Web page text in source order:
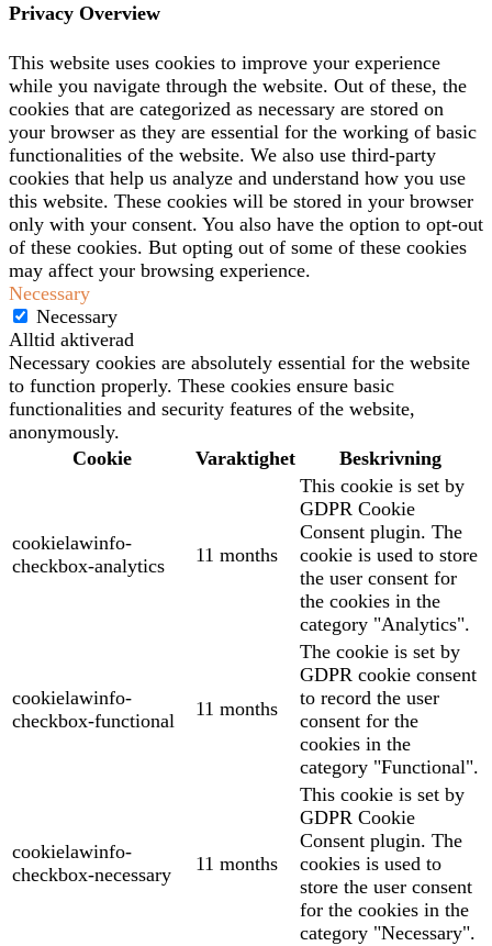
Privacy Overview
This website uses cookies to improve your experience
while you navigate through the website. Out of these, the
cookies that are categorized as necessary are stored on
your browser as they are essential for the working of basic
functionalities of the website. We also use third-party
cookies that help us analyze and understand how you use
this website. These cookies will be stored in your browser
only with your consent. You also have the option to opt-out
of these cookies. But opting out of some of these cookies
may affect your browsing experience.
Necessary
Necessary
Alltid aktiverad
Necessary cookies are absolutely essential for the website
to function properly. These cookies ensure basic
functionalities and security features of the website,
anonymously.
Cookie
Varaktighet Beskrivning
cookielawinfo-
checkbox-analytics
11 months
This cookie is set by
GDPR Cookie
Consent plugin. The
cookie is used to store
the user consent for
the cookies in the
category "Analytics".
cookielawinfo-
checkbox-functional
11 months
The cookie is set by
GDPR cookie consent
to record the user
consent for the
cookies in the
category "Functional".
cookielawinfo-
checkbox-necessary
11 months
This cookie is set by
GDPR Cookie
Consent plugin. The
cookies is used to
store the user consent
for the cookies in the
category "Necessary".